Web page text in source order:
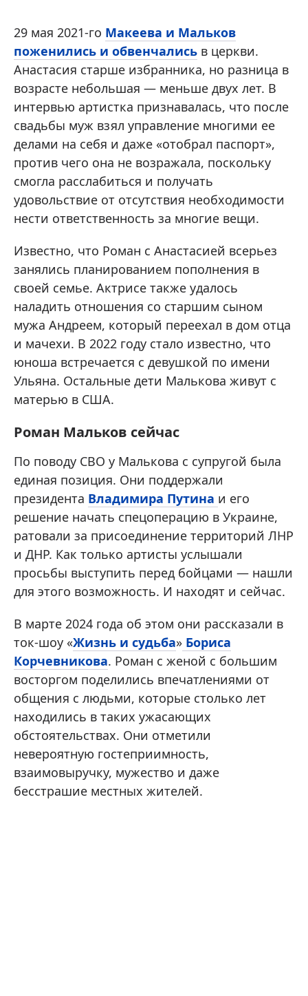
29 мая 2021-го Макеева и Мальков
поженились и обвенчались в церкви.
Анастасия старше избранника, но разница в
возрасте небольшая — меньше двух лет. В
интервью артистка признавалась, что после
свадьбы муж взял управление многими ее
делами на себя и даже «отобрал паспорт»,
против чего она не возражала, поскольку
смогла расслабиться и получать
удовольствие от отсутствия необходимости
нести ответственность за многие вещи.
Известно, что Роман с Анастасией всерьез
занялись планированием пополнения в
своей семье. Актрисе также удалось
наладить отношения со старшим сыном
мужа Андреем, который переехал в дом отца
и мачехи. В 2022 году стало известно, что
юноша встречается с девушкой по имени
Ульяна. Остальные дети Малькова живут с
матерью в США.
Роман Мальков сейчас
По поводу СВО у Малькова с супругой была
единая позиция. Они поддержали
президента Владимира Путина и его
решение начать спецоперацию в Украине,
ратовали за присоединение территорий ЛНР
и ДНР. Как только артисты услышали
просьбы выступить перед бойцами — нашли
для этого возможность. И находят и сейчас.
В марте 2024 года об этом они рассказали в
ток-шоу «Жизнь и судьба» Бориса
Корчевникова. Роман с женой с большим
восторгом поделились впечатлениями от
общения с людьми, которые столько лет
находились в таких ужасающих
обстоятельствах. Они отметили
невероятную гостеприимность,
взаимовыручку, мужество и даже
бесстрашие местных жителей.